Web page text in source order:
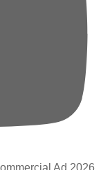
Ad 2026